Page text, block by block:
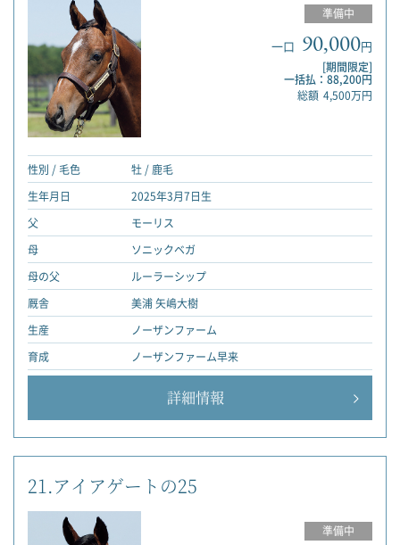
準備中
一口 90,000円
[期間限定]
一括払：88,200円
総額 4,500万円
性別 / 毛色
牡 / 鹿毛
生年月日
2025年3月7日生
父
モーリス
母
ソニックベガ
母の父
ルーラーシップ
厩舎
美浦 矢嶋大樹
生産
ノーザンファーム
育成
ノーザンファーム早来
詳細情報
21.アイアゲートの25
準備中